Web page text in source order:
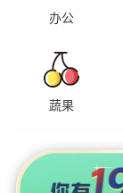
办公
蔬果